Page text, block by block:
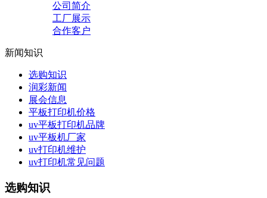
公司简介
工厂展示
合作客户
新闻知识
选购知识
润彩新闻
展会信息
平板打印机价格
uv平板打印机品牌
uv平板机厂家
uv打印机维护
uv打印机常见问题
选购知识